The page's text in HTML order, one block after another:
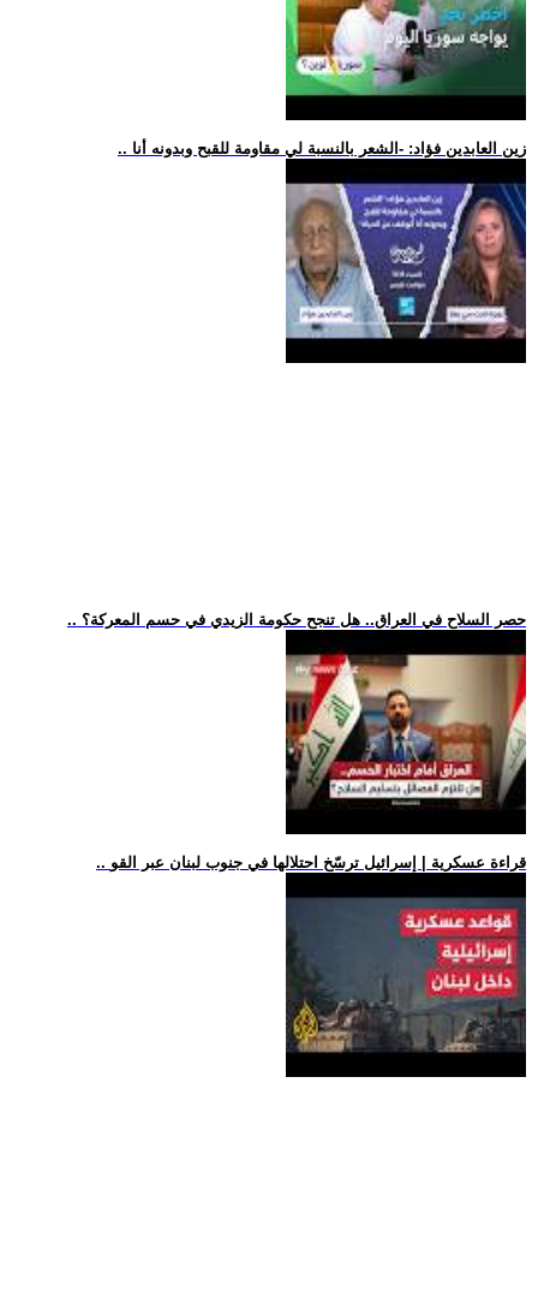
.. زين العابدين فؤاد: -الشعر بالنسبة لي مقاومة للقبح وبدونه أنا
.. حصر السلاح في العراق.. هل تنجح حكومة الزيدي في حسم المعركة؟
.. قراءة عسكرية | إسرائيل ترسّخ احتلالها في جنوب لبنان عبر القو